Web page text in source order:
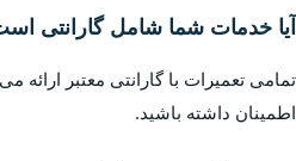
آیا خدمات شما شامل گارانتی
تمامی تعمیرات با گارانتی معتبر ارائه
اطمینان داشته باشید.